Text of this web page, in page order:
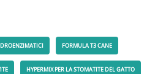
FORMULA T3 CANE
HYPERMIX PER LA STOMATITE DEL GATTO